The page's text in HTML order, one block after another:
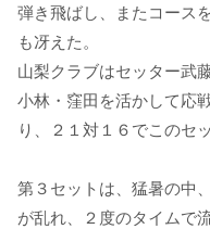
弾き飛ばし、またコース
も冴えた。
山梨クラブはセッター武
小林・窪田を活かして応
り、２１対１６でこのセ
第３セットは、猛暑の中
が乱れ、２度のタイムで